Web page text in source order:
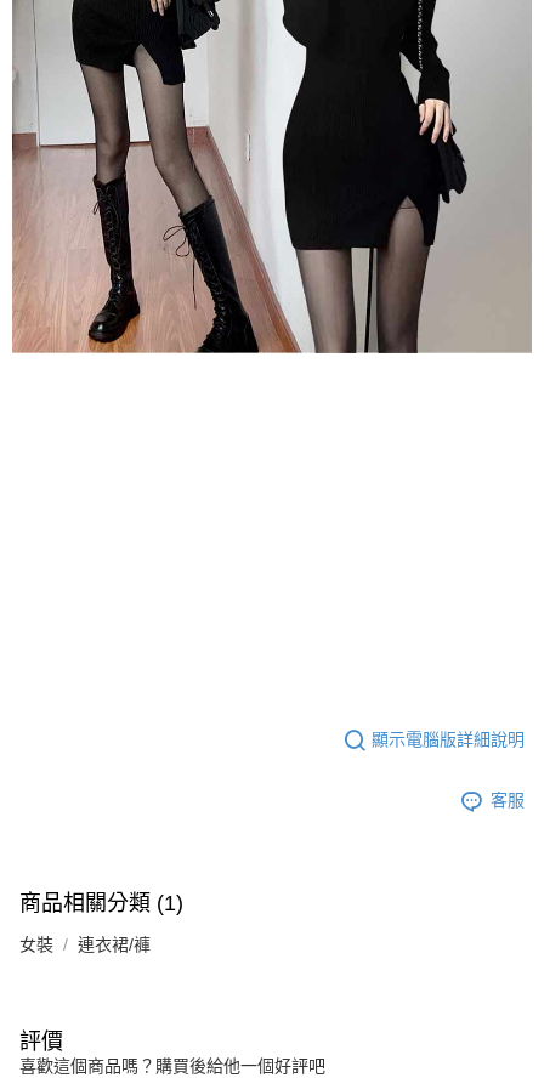
顯示電腦版詳細說明
客服
商品相關分類 (1)
女裝 連衣裙/褲
評價
喜歡這個商品嗎？購買後給他一個好評吧